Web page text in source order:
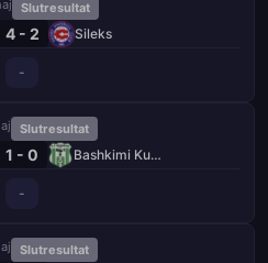
Slutresultat
4 - 2 Sileks
-
Slutresultat
1 - 0 Bashkimi Kumanovo
-
Slutresultat